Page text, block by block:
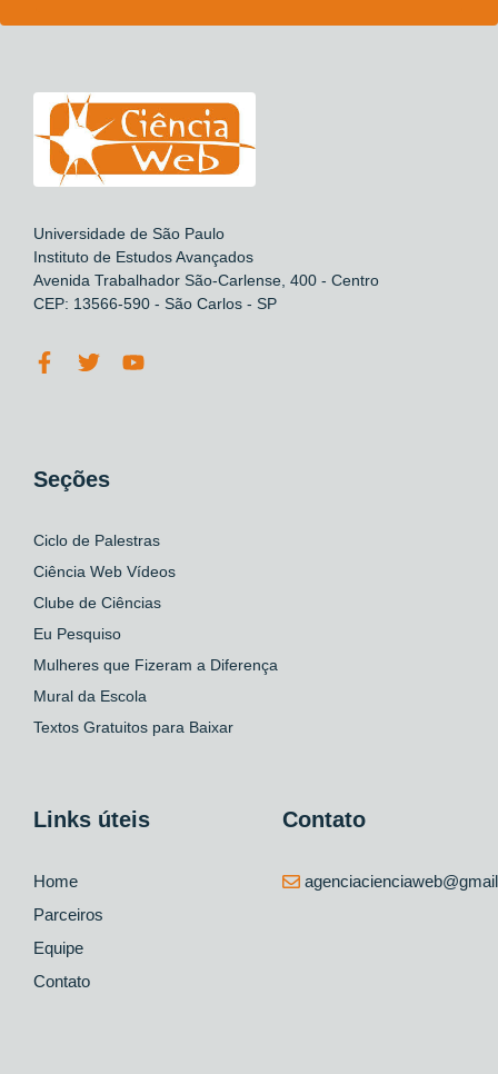
Universidade de São Paulo
Instituto de Estudos Avançados
Avenida Trabalhador São-Carlense, 400 - Centro
CEP: 13566-590 - São Carlos - SP
Seções
Ciclo de Palestras
Ciência Web Vídeos
Clube de Ciências
Eu Pesquiso
Mulheres que Fizeram a Diferença
Mural da Escola
Textos Gratuitos para Baixar
Links úteis
Home
Parceiros
Equipe
Contato
Contato